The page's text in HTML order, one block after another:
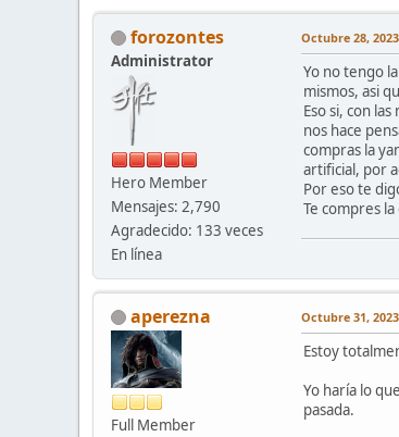
forozontes
Administrator
Hero Member
Mensajes: 2,790
Agradecido: 133 veces
En línea
Octubre 28,
Yo no tengo
mismos, asi
Eso si, con
nos hace
compras la
artificial, por
Por eso te
Te compres
aperezna
Full Member
Octubre 31,
Estoy
Yo haría lo
pasada.